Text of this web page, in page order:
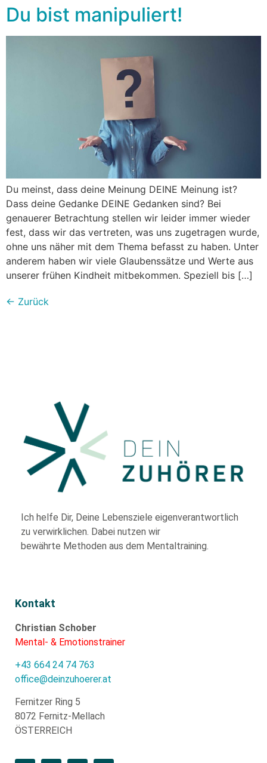
Du bist manipuliert!
Du meinst, dass deine Meinung DEINE Meinung ist?
Dass deine Gedanke DEINE Gedanken sind? Bei
genauerer Betrachtung stellen wir leider immer wieder
fest, dass wir das vertreten, was uns zugetragen wurde,
ohne uns näher mit dem Thema befasst zu haben. Unter
anderem haben wir viele Glaubenssätze und Werte aus
unserer frühen Kindheit mitbekommen. Speziell bis […]
← Zurück
Ich helfe Dir, Deine Lebensziele eigenverantwortlich
zu verwirklichen. Dabei nutzen wir
bewährte Methoden aus dem Mentaltraining.
Kontakt
Christian Schober
Mental- & Emotionstrainer
+43 664 24 74 763
office@deinzuhoerer.at
Fernitzer Ring 5
8072 Fernitz-Mellach
ÖSTERREICH